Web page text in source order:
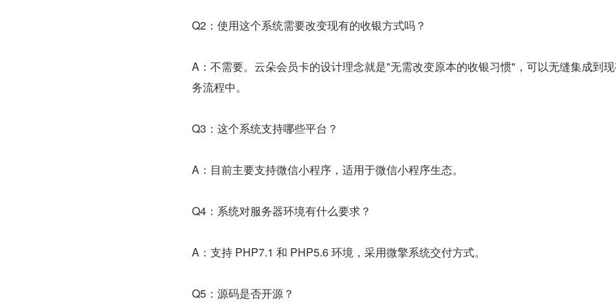
Q2：使用这个系统需要改变现有的收银方式吗？
A：不需要。云朵会员卡的设计理念就是"无需改变原本的收银习惯"，可以无缝集成到
务流程中。
Q3：这个系统支持哪些平台？
A：目前主要支持微信小程序，适用于微信小程序生态。
Q4：系统对服务器环境有什么要求？
A：支持 PHP7.1 和 PHP5.6 环境，采用微擎系统交付方式。
Q5：源码是否开源？